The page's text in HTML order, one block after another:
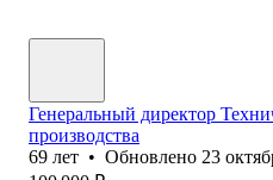
Генеральный директор
производства
69 лет • Обновлено 23